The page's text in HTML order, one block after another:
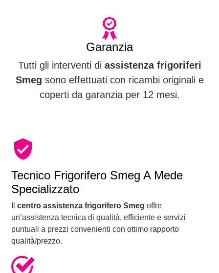
Garanzia
Tutti gli interventi di assistenza frigoriferi
Smeg sono effettuati con ricambi originali e
coperti da garanzia per 12 mesi.
Tecnico Frigorifero Smeg A Mede
Specializzato
centro assistenza frigorifero Smeg offre
un’assistenza tecnica di qualità, efficiente e servizi
puntuali a prezzi convenienti con ottimo rapporto
qualità/prezzo.